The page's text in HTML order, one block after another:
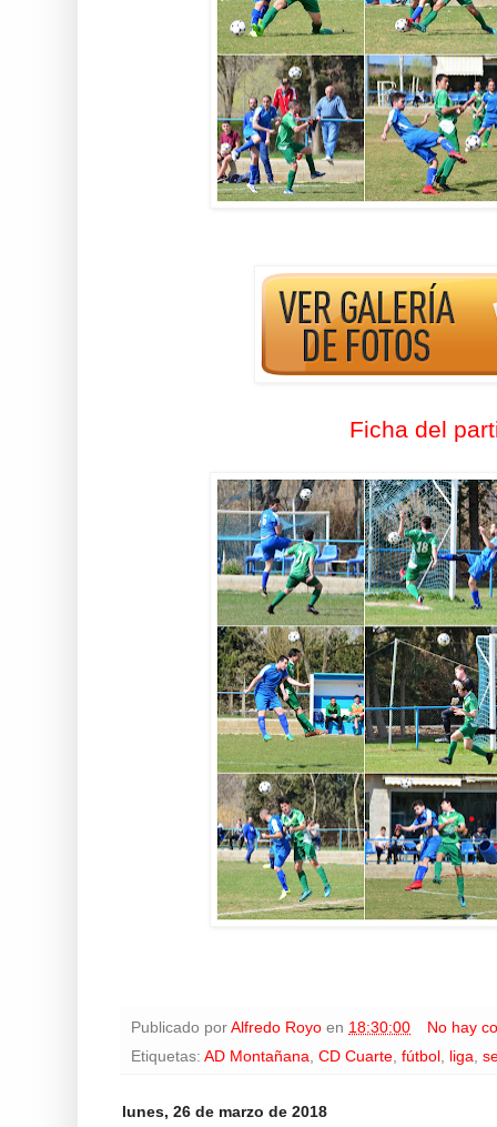
Ficha del
Publicado por Alfredo Royo en 18:30:00
No hay
Etiquetas: AD Montañana, CD Cuarte, fútbol , liga,
lunes, 26 de marzo de 2018